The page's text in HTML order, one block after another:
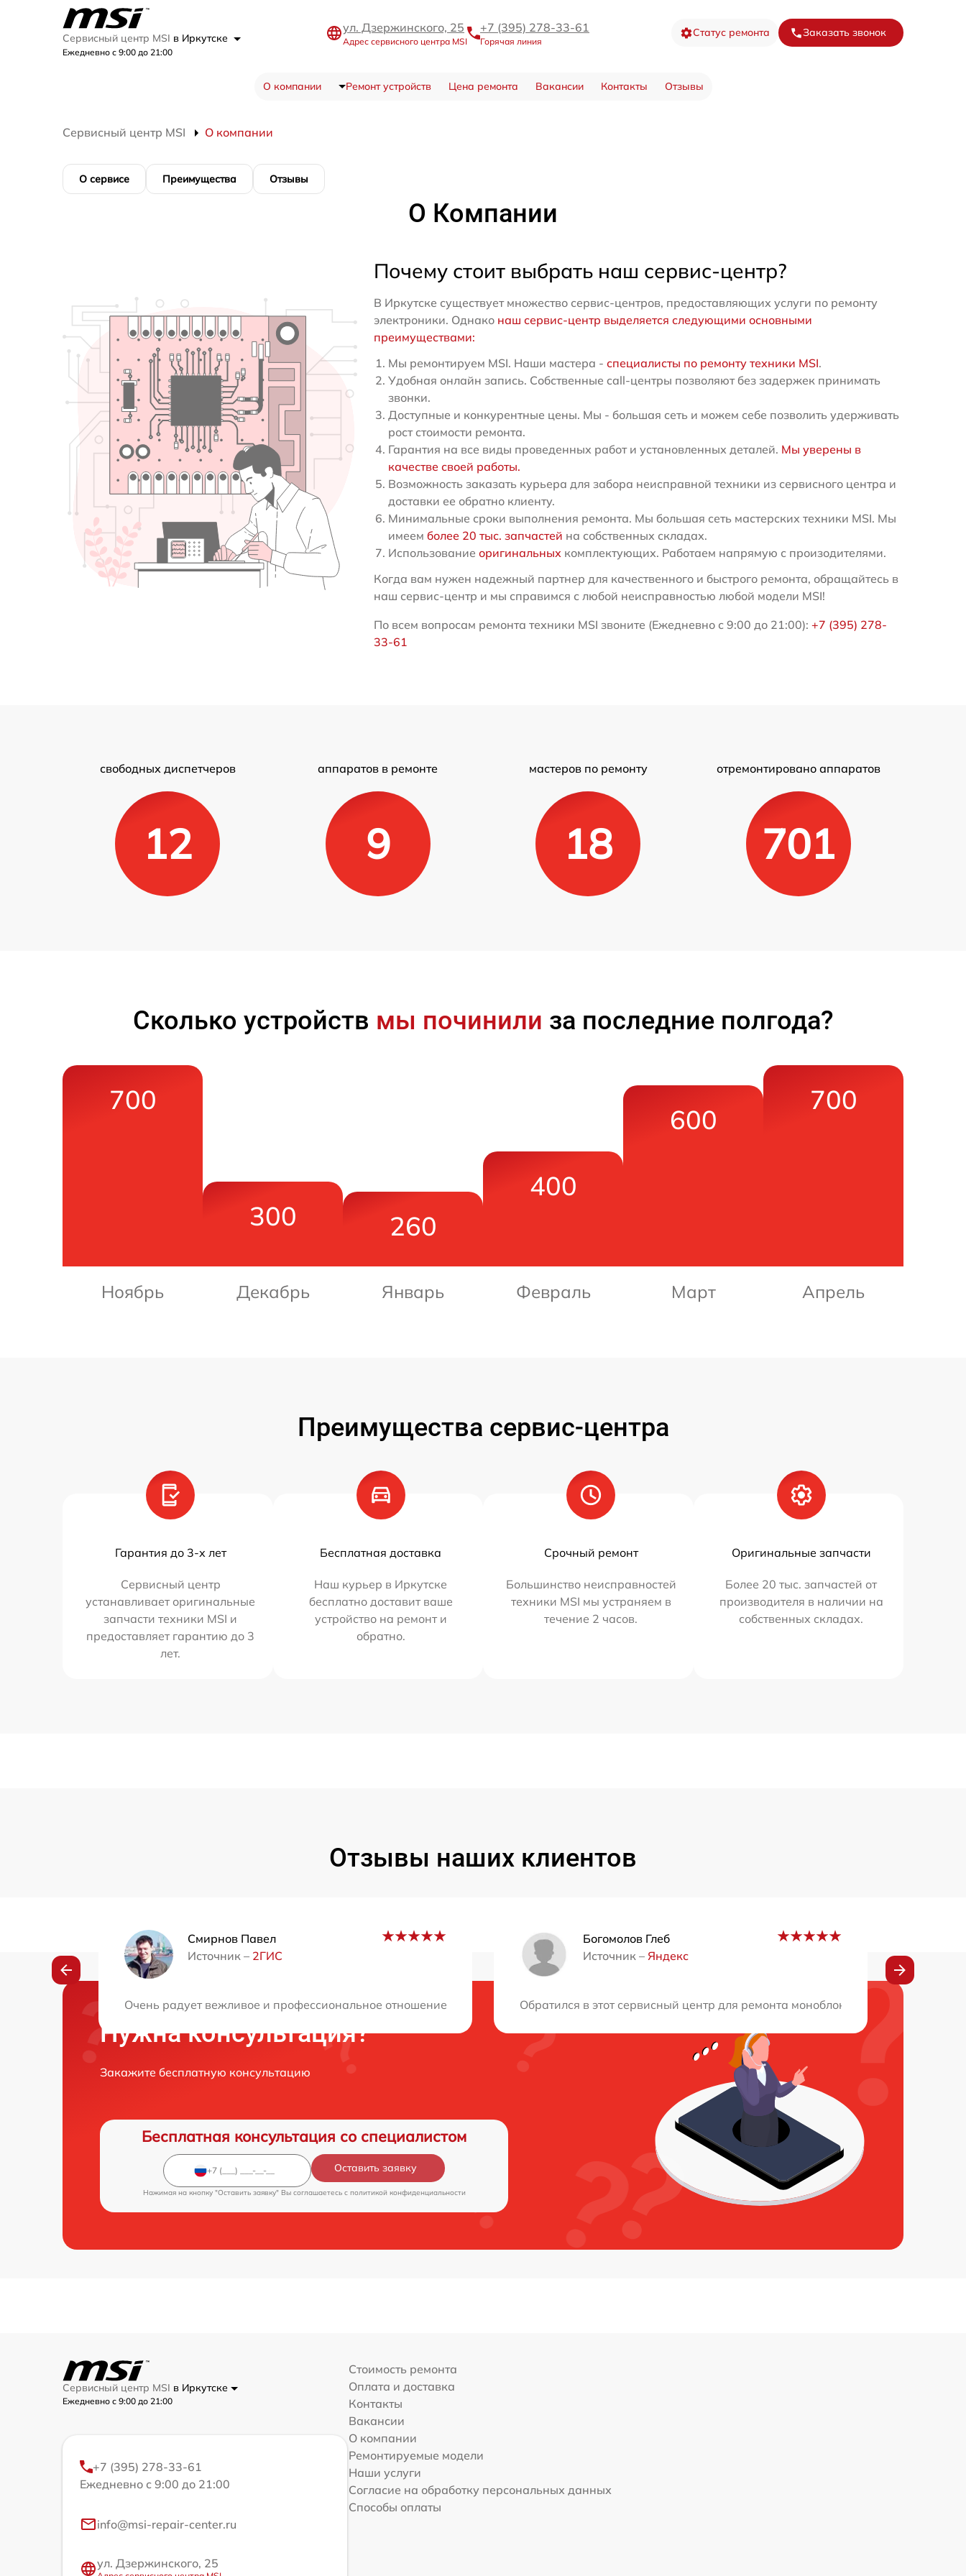
Сервисный центр MSI в Иркутске
Ежедневно с 9:00 до 21:00
ул. Дзержинского, 25
Адрес сервисного центра MSI
+7 (395) 278-33-61
Горячая линия
Статус ремонта Заказать звонок
О компании Ремонт устройств Цена ремонта Вакансии Контакты Отзывы
Сервисный центр MSI О компании
О сервисе Преимущества Отзывы
О Компании
Почему стоит выбрать наш сервис-центр?
В Иркутске существует множество сервис-центров, предоставляющих услуги по ремонту
электроники. Однако наш сервис-центр выделяется следующими основными
преимуществами:
Мы ремонтируем MSI. Наши мастера - специалисты по ремонту техники MSI.
Удобная онлайн запись. Собственные call-центры позволяют без задержек принимать
звонки.
Доступные и конкурентные цены. Мы - большая сеть и можем себе позволить удерживать
рост стоимости ремонта.
Гарантия на все виды проведенных работ и установленных деталей. Мы уверены в
качестве своей работы.
Возможность заказать курьера для забора неисправной техники из сервисного центра и
доставки ее обратно клиенту.
Минимальные сроки выполнения ремонта. Мы большая сеть мастерских техники MSI. Мы
имеем более 20 тыс. запчастей на собственных складах.
Использование оригинальныхкомплектующих. Работаем напрямую с произодителями.
Когда вам нужен надежный партнер для качественного и быстрого ремонта, обращайтесь в
наш сервис-центр и мы справимся с любой неисправностью любой модели MSI!
По всем вопросам ремонта техники MSI звоните (Ежедневно с 9:00 до 21:00): +7 (395) 278-
33-61
свободных диспетчеров
12
аппаратов в ремонте
9
мастеров по ремонту
18
отремонтировано аппаратов
701
Сколько устройств мы починили за последние полгода?
700
Ноябрь
300
Декабрь
260
Январь
400
Февраль
600
Март
700
Апрель
Преимущества сервис-центра
Гарантия до 3-х лет
Сервисный центр
устанавливает оригинальные
запчасти техники MSI и
предоставляет гарантию до 3
лет.
Бесплатная доставка
Наш курьер в Иркутске
бесплатно доставит ваше
устройство на ремонт и
обратно.
Срочный ремонт
Большинство неисправностей
техники MSI мы устраняем в
течение 2 часов.
Оригинальные запчасти
Более 20 тыс. запчастей от
производителя в наличии на
собственных складах.
Отзывы наших клиентов
Смирнов Павел
Источник – 2ГИС
Очень радует вежливое и профессиональное отношение к клиентам. Быстрое устранение проблемы с моей техникой и приветливое обслуживание
Богомолов Глеб
Источник – Яндекс
Обратился в этот сервисный центр для ремонта моноблока по совету друга.
Нужна консультация?
Закажите бесплатную консультацию
Бесплатная консультация со специалистом
Оставить заявку
Нажимая на кнопку "Оставить заявку" Вы соглашаетесь c политикой конфиденциальности
Сервисный центр MSI в Иркутске
Ежедневно с 9:00 до 21:00
+7 (395) 278-33-61
Ежедневно с 9:00 до 21:00
info@msi-repair-center.ru
ул. Дзержинского, 25
Стоимость ремонта
Оплата и доставка
Контакты
Вакансии
О компании
Ремонтируемые модели
Наши услуги
Согласие на обработку персональных данных
Способы оплаты